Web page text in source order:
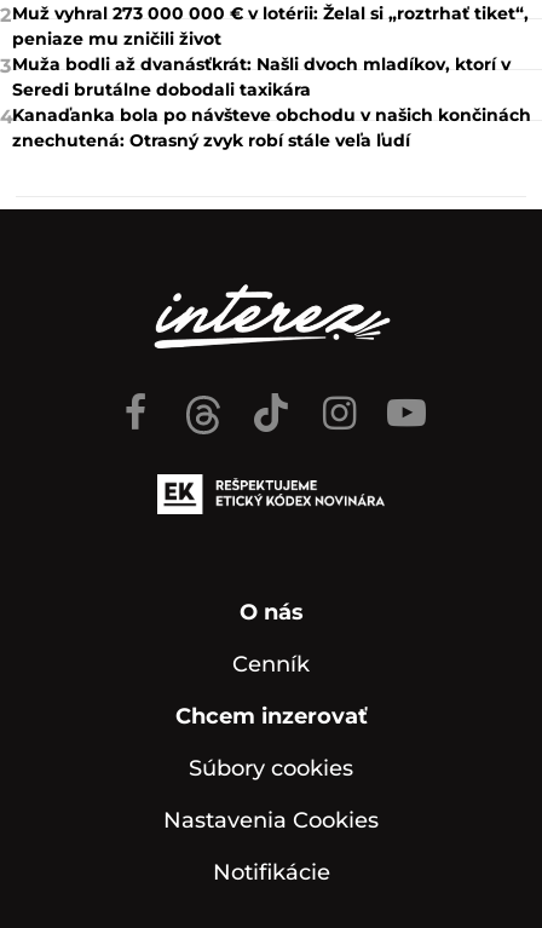
2Muž vyhral 273 000 000 € v lotérii: Želal si „roztrhať tiket“,
peniaze mu zničili život
3Muža bodli až dvanásťkrát: Našli dvoch mladíkov, ktorí v
Seredi brutálne dobodali taxikára
4Kanaďanka bola po návšteve obchodu v našich končinách
znechutená: Otrasný zvyk robí stále veľa ľudí
O nás
Cenník
Chcem inzerovať
Súbory cookies
Nastavenia Cookies
Notifikácie